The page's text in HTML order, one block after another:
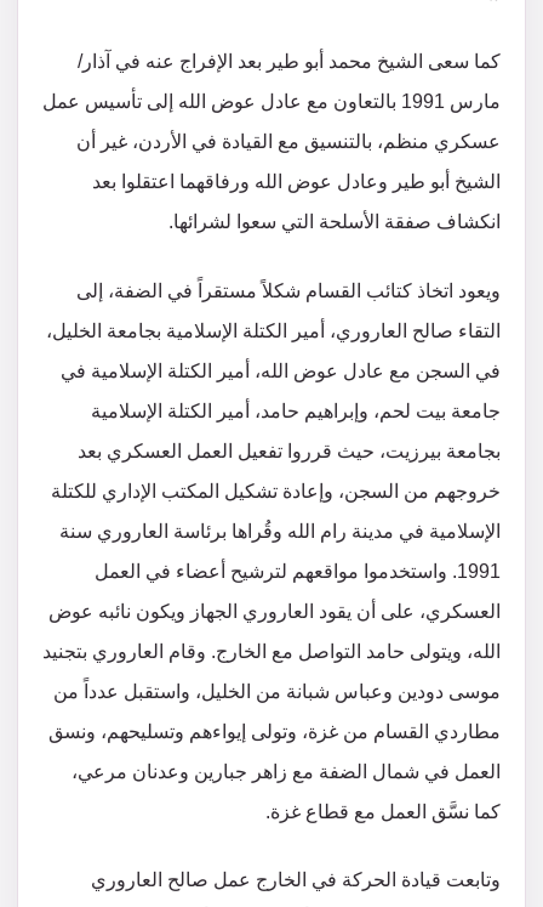
كما سعى الشيخ محمد أبو طير بعد الإفراج عنه في آذار/
مارس 1991 بالتعاون مع عادل عوض الله إلى تأسيس عمل
عسكري منظم، بالتنسيق مع القيادة في الأردن، غير أن
الشيخ أبو طير وعادل عوض الله ورفاقهما اعتقلوا بعد
انكشاف صفقة الأسلحة التي سعوا لشرائها.
ويعود اتخاذ كتائب القسام شكلاً مستقراً في الضفة، إلى
التقاء صالح العاروري، أمير الكتلة الإسلامية بجامعة الخليل،
في السجن مع عادل عوض الله، أمير الكتلة الإسلامية في
جامعة بيت لحم، وإبراهيم حامد، أمير الكتلة الإسلامية
بجامعة بيرزيت، حيث قرروا تفعيل العمل العسكري بعد
خروجهم من السجن، وإعادة تشكيل المكتب الإداري للكتلة
الإسلامية في مدينة رام الله وقُراها برئاسة العاروري سنة
1991. واستخدموا مواقعهم لترشيح أعضاء في العمل
العسكري، على أن يقود العاروري الجهاز ويكون نائبه عوض
الله، ويتولى حامد التواصل مع الخارج. وقام العاروري بتجنيد
موسى دودين وعباس شبانة من الخليل، واستقبل عدداً من
مطاردي القسام من غزة، وتولى إيواءهم وتسليحهم، ونسق
العمل في شمال الضفة مع زاهر جبارين وعدنان مرعي،
كما نسَّق العمل مع قطاع غزة.
وتابعت قيادة الحركة في الخارج عمل صالح العاروري